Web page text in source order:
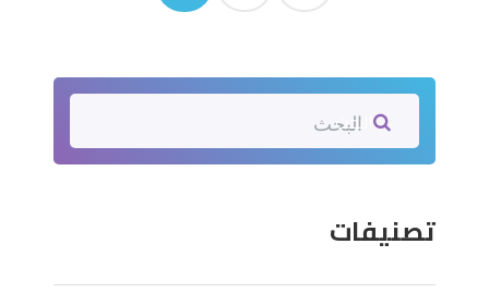
البحث
تصنيفات